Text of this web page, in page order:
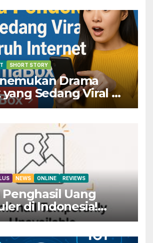
SHORT STORY
Drama
Sedang Viral di
Internet di
NEWS ONLINE REVIEWS
Uang
di Indonesia!
Rp800 Sekarang